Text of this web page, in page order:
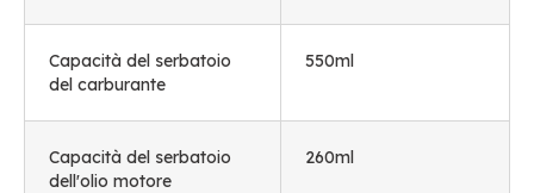
Capacità del serbatoio
del carburante
550ml
Capacità del serbatoio
dell'olio motore
260ml